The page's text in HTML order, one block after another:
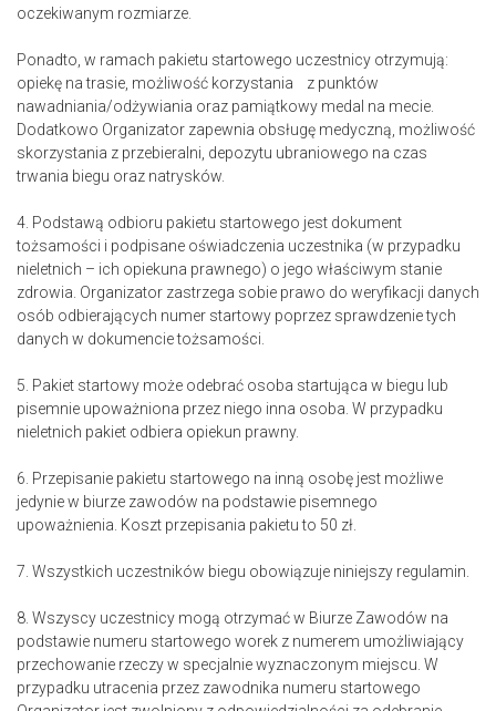
oczekiwanym rozmiarze.
Ponadto, w ramach pakietu startowego uczestnicy otrzymują:
opiekę na trasie, możliwość korzystania z punktów
nawadniania/odżywiania oraz pamiątkowy medal na mecie.
Dodatkowo Organizator zapewnia obsługę medyczną, możliwość
skorzystania z przebieralni, depozytu ubraniowego na czas
trwania biegu oraz natrysków.
4. Podstawą odbioru pakietu startowego jest dokument
tożsamości i podpisane oświadczenia uczestnika (w przypadku
nieletnich – ich opiekuna prawnego) o jego właściwym stanie
zdrowia. Organizator zastrzega sobie prawo do weryfikacji danych
osób odbierających numer startowy poprzez sprawdzenie tych
danych w dokumencie tożsamości.
5. Pakiet startowy może odebrać osoba startująca w biegu lub
pisemnie upoważniona przez niego inna osoba. W przypadku
nieletnich pakiet odbiera opiekun prawny.
6. Przepisanie pakietu startowego na inną osobę jest możliwe
jedynie w biurze zawodów na podstawie pisemnego
upoważnienia. Koszt przepisania pakietu to 50 zł.
7. Wszystkich uczestników biegu obowiązuje niniejszy regulamin.
8. Wszyscy uczestnicy mogą otrzymać w Biurze Zawodów na
podstawie numeru startowego worek z numerem umożliwiający
przechowanie rzeczy w specjalnie wyznaczonym miejscu. W
przypadku utracenia przez zawodnika numeru startowego